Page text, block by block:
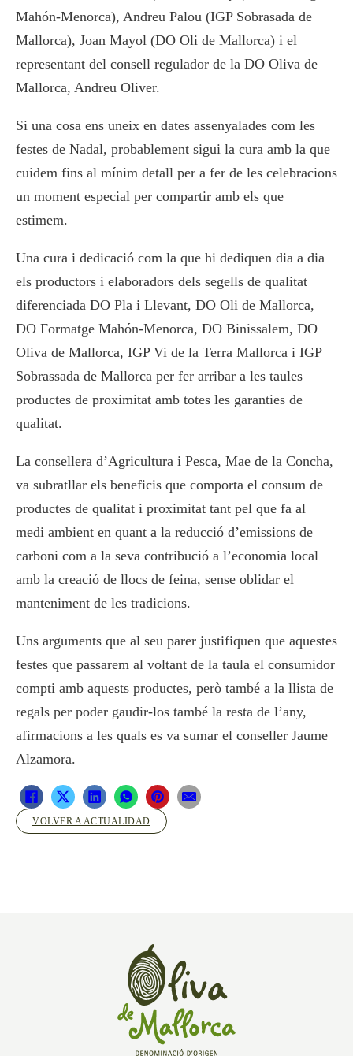
Mahón-Menorca), Andreu Palou (IGP Sobrasada de
Mallorca), Joan Mayol (DO Oli de Mallorca) i el
representant del consell regulador de la DO Oliva de
Mallorca, Andreu Oliver.
Si una cosa ens uneix en dates assenyalades com les
festes de Nadal, probablement sigui la cura amb la que
cuidem fins al mínim detall per a fer de les celebracions
un moment especial per compartir amb els que
estimem.
Una cura i dedicació com la que hi dediquen dia a dia
els productors i elaboradors dels segells de qualitat
diferenciada DO Pla i Llevant, DO Oli de Mallorca,
DO Formatge Mahón-Menorca, DO Binissalem, DO
Oliva de Mallorca, IGP Vi de la Terra Mallorca i IGP
Sobrassada de Mallorca per fer arribar a les taules
productes de proximitat amb totes les garanties de
qualitat.
La consellera d’Agricultura i Pesca, Mae de la Concha,
va subratllar els beneficis que comporta el consum de
productes de qualitat i proximitat tant pel que fa al
medi ambient en quant a la reducció d’emissions de
carboni com a la seva contribució a l’economia local
amb la creació de llocs de feina, sense oblidar el
manteniment de les tradicions.
Uns arguments que al seu parer justifiquen que aquestes
festes que passarem al voltant de la taula el consumidor
compti amb aquests productes, però també a la llista de
regals per poder gaudir-los també la resta de l’any,
afirmacions a les quals es va sumar el conseller Jaume
Alzamora.
VOLVER A ACTUALIDAD